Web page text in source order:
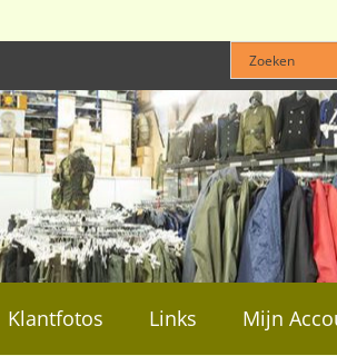
Klantfotos Links Mijn